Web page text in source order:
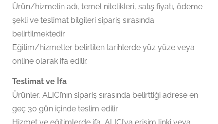
Ürün/hizmetin adı, temel nitelikleri, satış fiyatı, ödeme
şekli ve teslimat bilgileri sipariş sırasında
belirtilmektedir.
Eğitim/hizmetler belirtilen tarihlerde yüz yüze veya
online olarak ifa edilir.
Teslimat ve İfa
Ürünler, ALICI’nın sipariş sırasında belirttiği adrese en
geç 30 gün içinde teslim edilir.